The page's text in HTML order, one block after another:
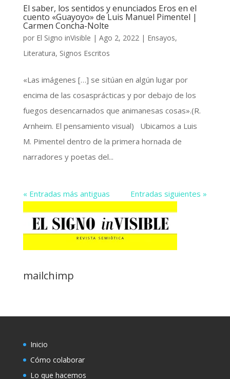
El saber, los sentidos y enunciados Eros en el
cuento «Guayoyo» de Luis Manuel Pimentel |
Carmen Concha-Nolte
por El Signo inVisible | Ago 2, 2022| Ensayos,
Literatura, Signos Escritos
«Las imágenes […] se sitúan en algún lugar por
encima de las cosasprácticas y por debajo de los
fuegos desencarnados que animanesas cosas».(R.
Arnheim. El pensamiento visual) Ubicamos a Luis
M. Pimentel dentro de la primera hornada de
narradores y poetas del...
« Entradas más antiguas Entradas siguientes »
mailchimp
Inicio
Cómo colaborar
Lo que hacemos